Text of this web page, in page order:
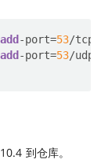
add -port=53
add -port=53
到仓库。